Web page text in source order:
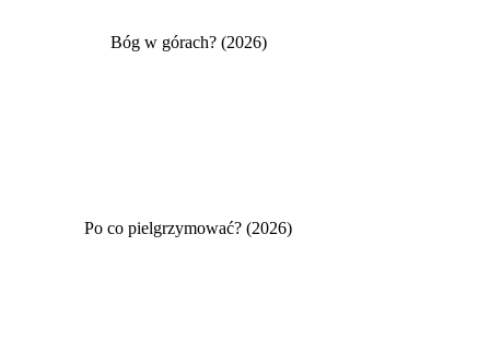
Bóg w górach? (2026)
Po co pielgrzymować? (2026)